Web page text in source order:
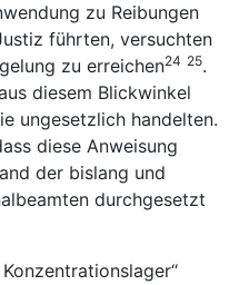
zu Reibungen
führten, versuchten
zu erreichen24 25.
diesem Blickwinkel
ungesetzlich handelten.
diese Anweisung
der bislang und
durchgesetzt